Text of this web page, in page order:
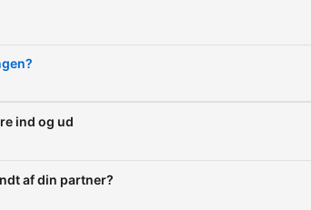
ind og ud
af din partner?